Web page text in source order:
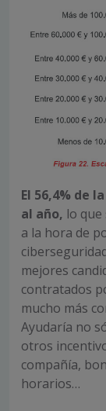
El 56,4% de
al año, lo
a la hora de
mejores
contratados
mucho más
Ayudaría no
otros
compañía,
horarios…